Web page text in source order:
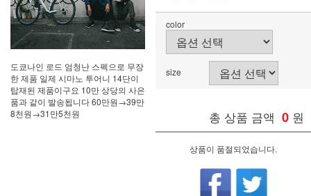
도쿄나인 로드 엄청난 스펙으로 무장
한 제품 일제 시마노 투어니 14단이
탑재된 제품이구요 10만 상당의 사은
품과 같이 발송됩니다 60만원→39만
8천원→31만5천원
color
size
총 상품 금액 0 원
상품이 품절되었습니다.